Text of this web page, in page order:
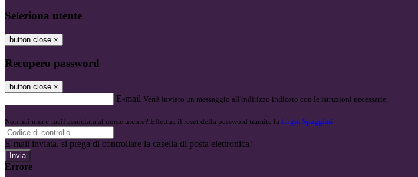
Seleziona utente
button close ×
Recupero password
button close ×
E-mail Verrà inviato un messaggio all'indirizzo indicato con le istruzioni necessarie.
Non hai una e-mail associata al nome utente? Effettua il reset della password tramite la Login Spaggiari
E-mail inviata, si prega di controllare la casella di posta elettronica!
Errore